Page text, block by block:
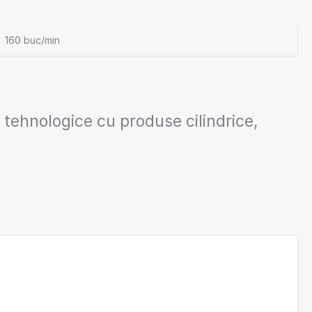
160 buc/min
cu produse cilindrice,